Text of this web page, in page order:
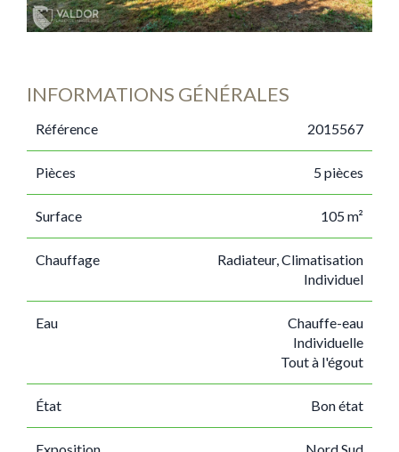
INFORMATIONS GÉNÉRALES
Référence 2015567
Pièces 5 pièces
Surface 105 m²
Chauffage
Radiateur, Climatisation
Individuel
Eau
Chauffe-eau
Individuelle
Tout à l'égout
État Bon état